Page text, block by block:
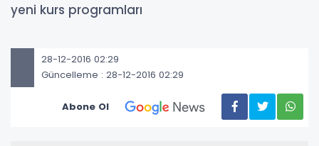
yeni kurs programları
28-12-2016 02:29
Güncelleme : 28-12-2016 02:29
Abone Ol